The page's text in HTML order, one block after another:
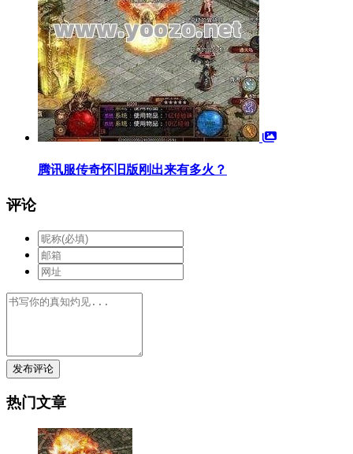
腾讯服传奇怀旧版刚出来有多火？
评论
发布评论
热门文章